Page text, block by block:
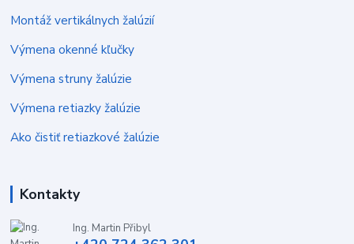
Montáž vertikálnych žalúzií
Výmena okenné kľučky
Výmena struny žalúzie
Výmena retiazky žalúzie
Ako čistiť retiazkové žalúzie
Kontakty
Ing. Martin Přibyl